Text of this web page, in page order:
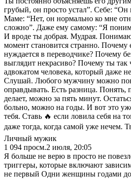
грубый, он просто устал”. Себе: “Он
Маме: “Нет, он нормально ко мне
сложно”. Даже ему самому: “Я
И вроде ты добрая. Мудрая.
момент становится странно. Почему
нуждается в переводчике? Почему
выглядит некрасиво? Почему ты так
адвокатом человека, который даже
Слушай. Любого мужчину можно
оправдывать. Есть разница. Понять,
делает, можно за пять минут.
больно, можно на годы. И вот это
тебя. Ставь 🔥 если ловила себя на
даже тогда, когда самой уже
Личный мужик
1 094 просм.2 июля, 20:05
Я больше не верю в просто не
триггеры, которые включают
не первый Одни женщины годами